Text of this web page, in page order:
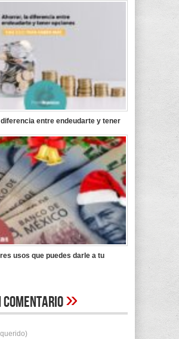
entre endeudarte y tener
usos que puedes darle a tu
comentario»